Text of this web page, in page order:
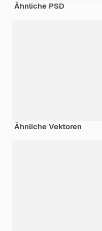
Ähnliche PSD
Ähnliche Vektoren